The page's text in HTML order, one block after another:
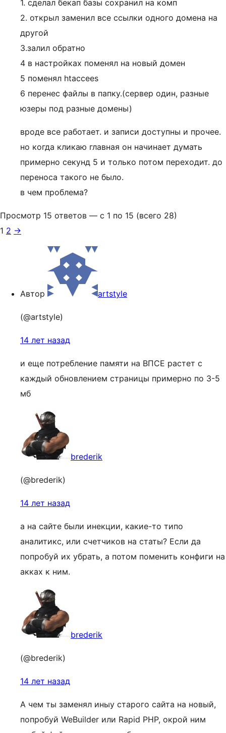
1. сделал бекап базы сохранил на комп
2. открыл заменил все ссылки одного домена на
другой
3.залил обратно
4 в настройках поменял на новый домен
5 поменял htaccees
6 перенес файлы в папку.(сервер один, разные
юзеры под разные домены)
вроде все работает. и записи доступны и прочее.
но когда кликаю главная он начинает думать
примерно секунд 5 и только потом переходит. до
переноса такого не было.
в чем проблема?
Просмотр 15 ответов — с 1 по 15 (всего 28)
1 2 →
Автор artstyle
(@artstyle)
14 лет назад
и еще потребление памяти на ВПСЕ растет с
каждый обновлением страницы примерно по 3-5
мб
brederik
(@brederik)
14 лет назад
а на сайте были инекции, какие-то типо
аналитикс, или счетчиков на статы? Если да
попробуй их убрать, а потом поменить конфиги на
акках к ним.
brederik
(@brederik)
14 лет назад
А чем ты заменял иныу старого сайта на новый,
попробуй WeBuilder или Rapid PHP, окрой ним